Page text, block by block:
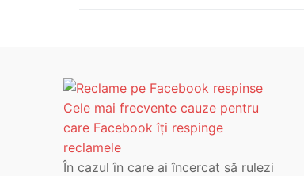
Cele mai frecvente cauze pentru
care Facebook îți respinge
reclamele
În cazul în care ai încercat să rulezi